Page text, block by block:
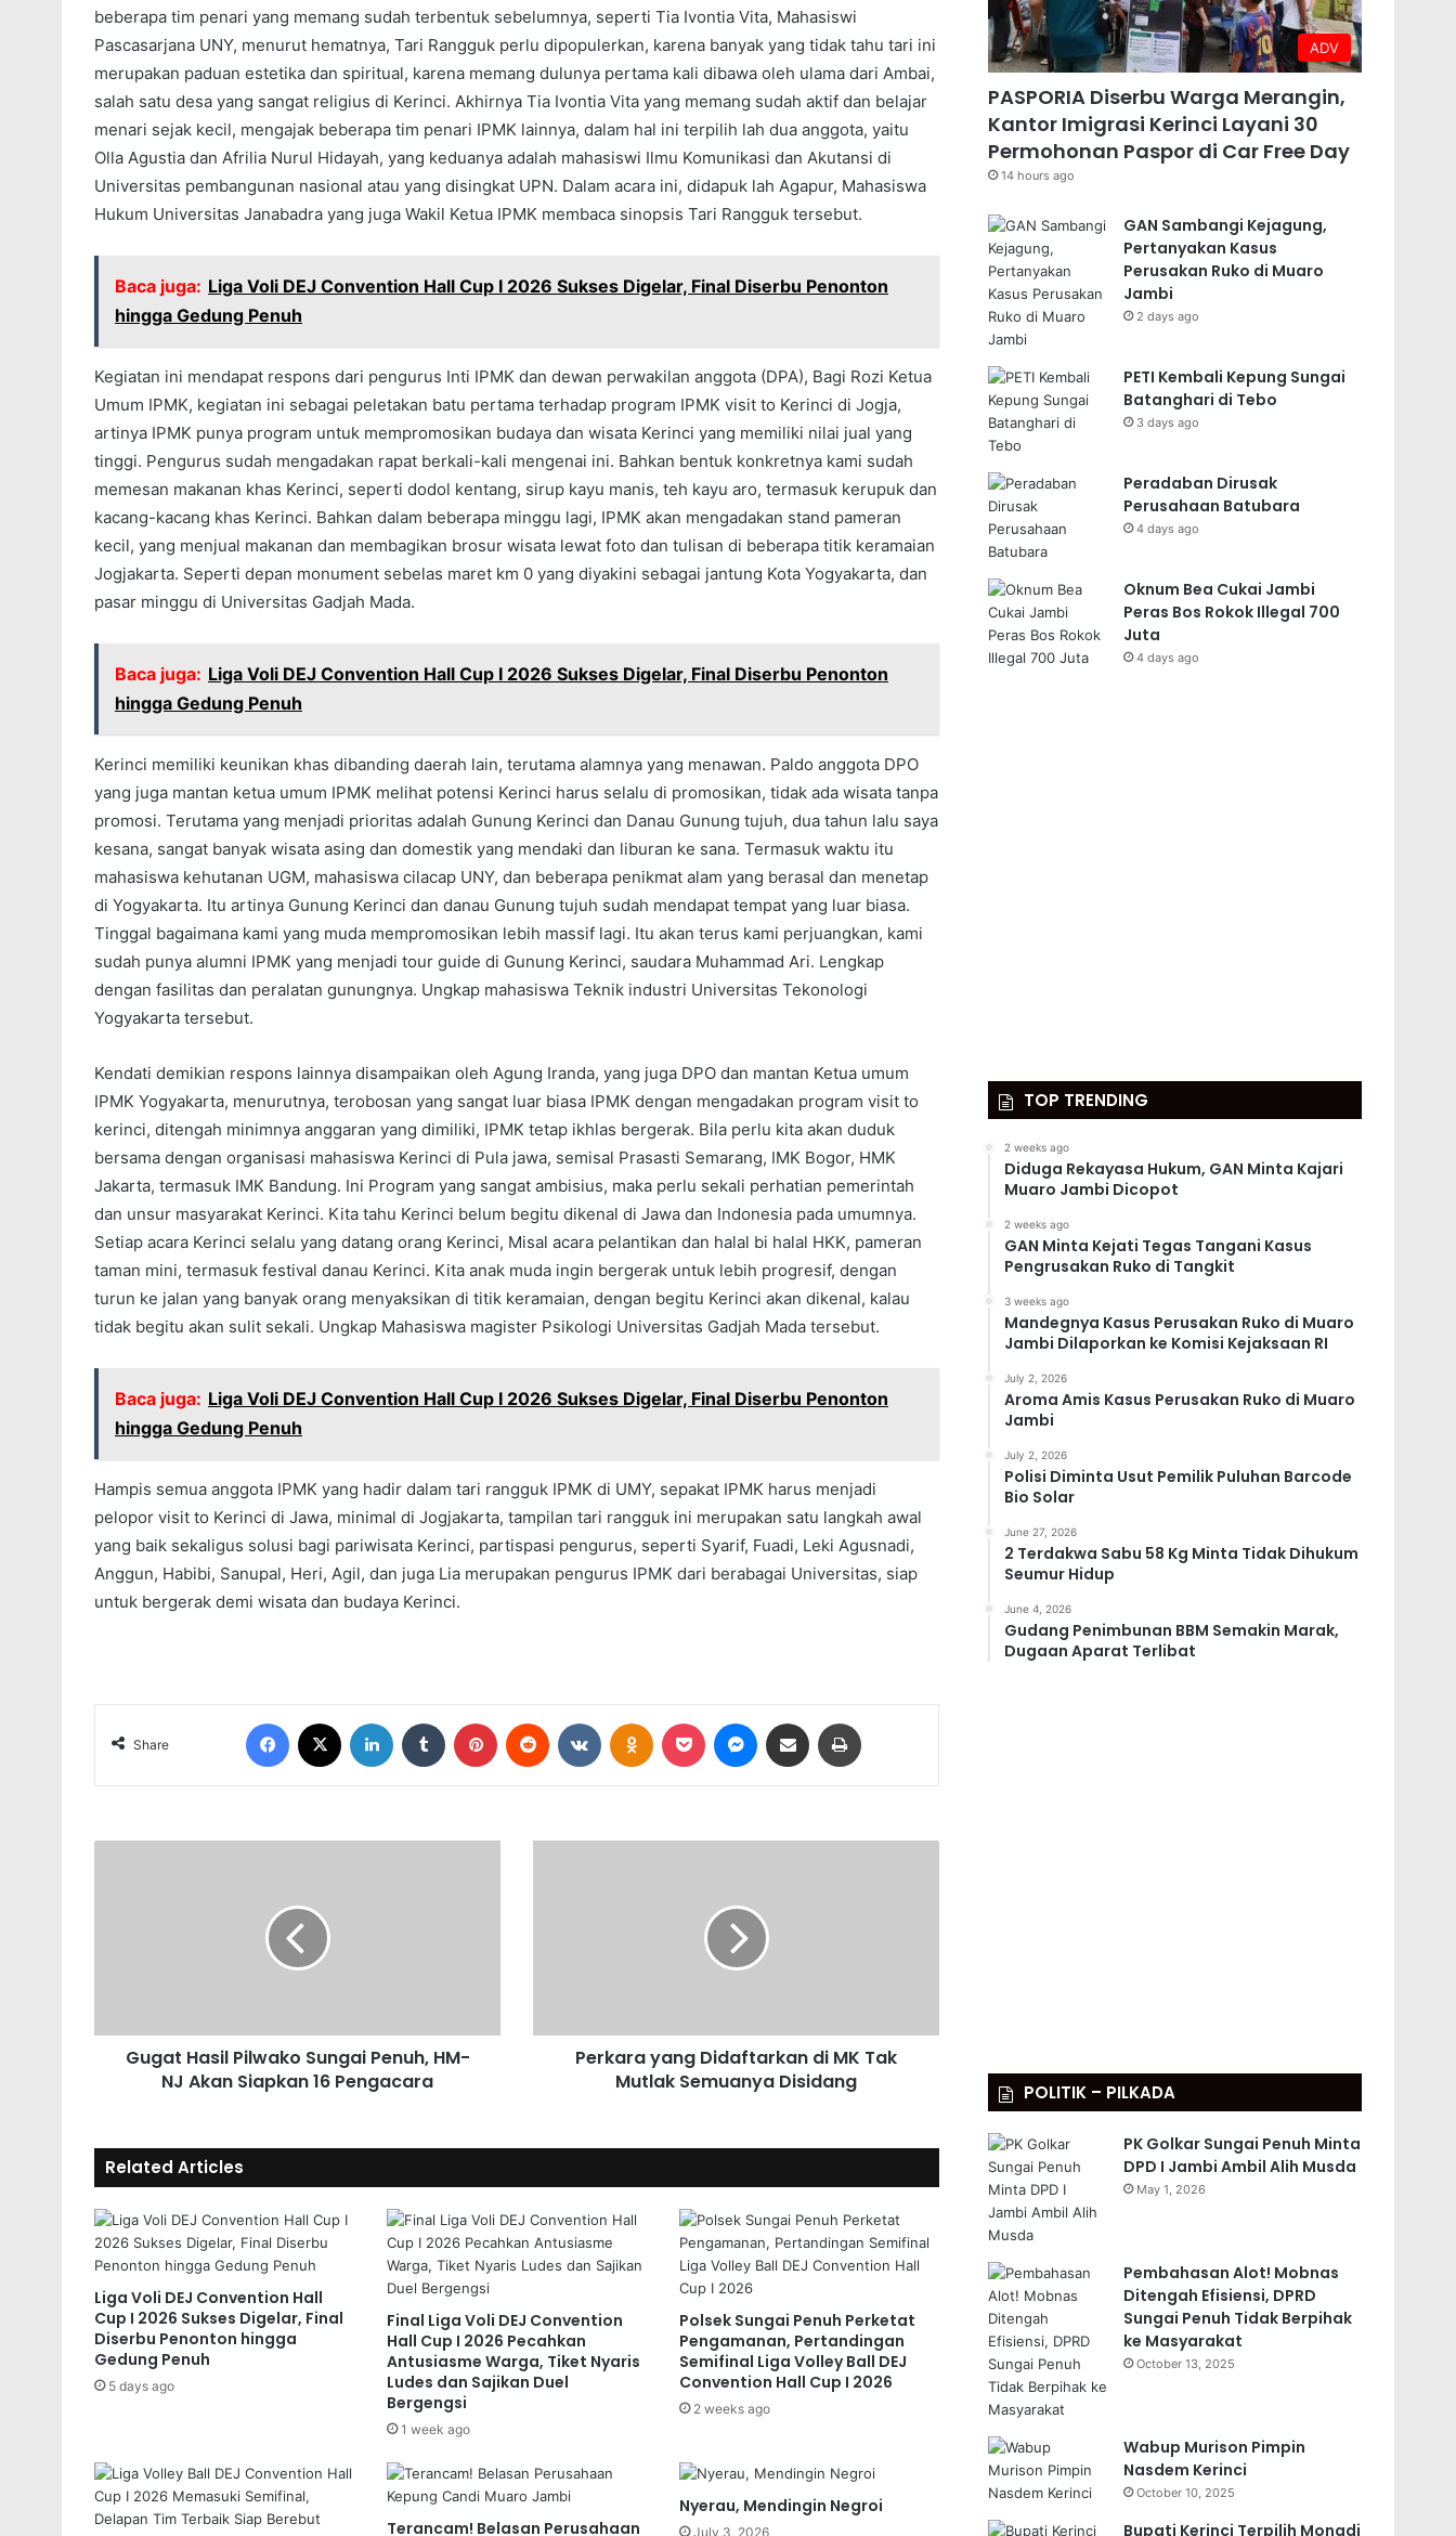
beberapa tim penari yang memang sudah terbentuk sebelumnya, seperti Tia Ivontia Vita, Mahasiswi
Pascasarjana UNY, menurut hematnya, Tari Rangguk perlu dipopulerkan, karena banyak yang tidak tahu tari ini
merupakan paduan estetika dan spiritual, karena memang dulunya pertama kali dibawa oleh ulama dari Ambai,
salah satu desa yang sangat religius di Kerinci. Akhirnya Tia Ivontia Vita yang memang sudah aktif dan belajar
menari sejak kecil, mengajak beberapa tim penari IPMK lainnya, dalam hal ini terpilih lah dua anggota, yaitu
Olla Agustia dan Afrilia Nurul Hidayah, yang keduanya adalah mahasiswi Ilmu Komunikasi dan Akutansi di
Universitas pembangunan nasional atau yang disingkat UPN. Dalam acara ini, didapuk lah Agapur, Mahasiswa
Hukum Universitas Janabadra yang juga Wakil Ketua IPMK membaca sinopsis Tari Rangguk tersebut.
Baca juga: Liga Voli DEJ Convention Hall Cup I 2026 Sukses Digelar, Final Diserbu Penonton
hingga Gedung Penuh
Kegiatan ini mendapat respons dari pengurus Inti IPMK dan dewan perwakilan anggota (DPA), Bagi Rozi Ketua
Umum IPMK, kegiatan ini sebagai peletakan batu pertama terhadap program IPMK visit to Kerinci di Jogja,
artinya IPMK punya program untuk mempromosikan budaya dan wisata Kerinci yang memiliki nilai jual yang
tinggi. Pengurus sudah mengadakan rapat berkali-kali mengenai ini. Bahkan bentuk konkretnya kami sudah
memesan makanan khas Kerinci, seperti dodol kentang, sirup kayu manis, teh kayu aro, termasuk kerupuk dan
kacang-kacang khas Kerinci. Bahkan dalam beberapa minggu lagi, IPMK akan mengadakan stand pameran
kecil, yang menjual makanan dan membagikan brosur wisata lewat foto dan tulisan di beberapa titik keramaian
Jogjakarta. Seperti depan monument sebelas maret km 0 yang diyakini sebagai jantung Kota Yogyakarta, dan
pasar minggu di Universitas Gadjah Mada.
Baca juga: Liga Voli DEJ Convention Hall Cup I 2026 Sukses Digelar, Final Diserbu Penonton
hingga Gedung Penuh
Kerinci memiliki keunikan khas dibanding daerah lain, terutama alamnya yang menawan. Paldo anggota DPO
yang juga mantan ketua umum IPMK melihat potensi Kerinci harus selalu di promosikan, tidak ada wisata tanpa
promosi. Terutama yang menjadi prioritas adalah Gunung Kerinci dan Danau Gunung tujuh, dua tahun lalu saya
kesana, sangat banyak wisata asing dan domestik yang mendaki dan liburan ke sana. Termasuk waktu itu
mahasiswa kehutanan UGM, mahasiswa cilacap UNY, dan beberapa penikmat alam yang berasal dan menetap
di Yogyakarta. Itu artinya Gunung Kerinci dan danau Gunung tujuh sudah mendapat tempat yang luar biasa.
Tinggal bagaimana kami yang muda mempromosikan lebih massif lagi. Itu akan terus kami perjuangkan, kami
sudah punya alumni IPMK yang menjadi tour guide di Gunung Kerinci, saudara Muhammad Ari. Lengkap
dengan fasilitas dan peralatan gunungnya. Ungkap mahasiswa Teknik industri Universitas Tekonologi
Yogyakarta tersebut.
Kendati demikian respons lainnya disampaikan oleh Agung Iranda, yang juga DPO dan mantan Ketua umum
IPMK Yogyakarta, menurutnya, terobosan yang sangat luar biasa IPMK dengan mengadakan program visit to
kerinci, ditengah minimnya anggaran yang dimiliki, IPMK tetap ikhlas bergerak. Bila perlu kita akan duduk
bersama dengan organisasi mahasiswa Kerinci di Pula jawa, semisal Prasasti Semarang, IMK Bogor, HMK
Jakarta, termasuk IMK Bandung. Ini Program yang sangat ambisius, maka perlu sekali perhatian pemerintah
dan unsur masyarakat Kerinci. Kita tahu Kerinci belum begitu dikenal di Jawa dan Indonesia pada umumnya.
Setiap acara Kerinci selalu yang datang orang Kerinci, Misal acara pelantikan dan halal bi halal HKK, pameran
taman mini, termasuk festival danau Kerinci. Kita anak muda ingin bergerak untuk lebih progresif, dengan
turun ke jalan yang banyak orang menyaksikan di titik keramaian, dengan begitu Kerinci akan dikenal, kalau
tidak begitu akan sulit sekali. Ungkap Mahasiswa magister Psikologi Universitas Gadjah Mada tersebut.
Baca juga: Liga Voli DEJ Convention Hall Cup I 2026 Sukses Digelar, Final Diserbu Penonton
hingga Gedung Penuh
Hampis semua anggota IPMK yang hadir dalam tari rangguk IPMK di UMY, sepakat IPMK harus menjadi
pelopor visit to Kerinci di Jawa, minimal di Jogjakarta, tampilan tari rangguk ini merupakan satu langkah awal
yang baik sekaligus solusi bagi pariwisata Kerinci, partispasi pengurus, seperti Syarif, Fuadi, Leki Agusnadi,
Anggun, Habibi, Sanupal, Heri, Agil, dan juga Lia merupakan pengurus IPMK dari berabagai Universitas, siap
untuk bergerak demi wisata dan budaya Kerinci.
Share
Gugat Hasil Pilwako Sungai Penuh, HM-
NJ Akan Siapkan 16 Pengacara
Perkara yang Didaftarkan di MK Tak
Mutlak Semuanya Disidang
Related Articles
Liga Voli DEJ Convention Hall
Cup I 2026 Sukses Digelar, Final
Diserbu Penonton hingga
Gedung Penuh
5 days ago
Final Liga Voli DEJ Convention
Hall Cup I 2026 Pecahkan
Antusiasme Warga, Tiket Nyaris
Ludes dan Sajikan Duel
Bergengsi
1 week ago
Polsek Sungai Penuh Perketat
Pengamanan, Pertandingan
Semifinal Liga Volley Ball DEJ
Convention Hall Cup I 2026
2 weeks ago
Terancam! Belasan Perusahaan
Nyerau, Mendingin Negroi
July 3, 2026
ADV
PASPORIA Diserbu Warga Merangin,
Kantor Imigrasi Kerinci Layani 30
Permohonan Paspor di Car Free Day
14 hours ago
GAN Sambangi Kejagung,
Pertanyakan Kasus
Perusakan Ruko di Muaro
Jambi
2 days ago
PETI Kembali Kepung Sungai
Batanghari di Tebo
3 days ago
Peradaban Dirusak
Perusahaan Batubara
4 days ago
Oknum Bea Cukai Jambi
Peras Bos Rokok Illegal 700
Juta
4 days ago
TOP TRENDING
2 weeks ago
Diduga Rekayasa Hukum, GAN Minta Kajari
Muaro Jambi Dicopot
2 weeks ago
GAN Minta Kejati Tegas Tangani Kasus
Pengrusakan Ruko di Tangkit
3 weeks ago
Mandegnya Kasus Perusakan Ruko di Muaro
Jambi Dilaporkan ke Komisi Kejaksaan RI
July 2, 2026
Aroma Amis Kasus Perusakan Ruko di Muaro
Jambi
July 2, 2026
Polisi Diminta Usut Pemilik Puluhan Barcode
Bio Solar
June 27, 2026
2 Terdakwa Sabu 58 Kg Minta Tidak Dihukum
Seumur Hidup
June 4, 2026
Gudang Penimbunan BBM Semakin Marak,
Dugaan Aparat Terlibat
POLITIK – PILKADA
PK Golkar Sungai Penuh Minta
DPD I Jambi Ambil Alih Musda
May 1, 2026
Pembahasan Alot! Mobnas
Ditengah Efisiensi, DPRD
Sungai Penuh Tidak Berpihak
ke Masyarakat
October 13, 2025
Wabup Murison Pimpin
Nasdem Kerinci
October 10, 2025
Bupati Kerinci Terpilih Monadi